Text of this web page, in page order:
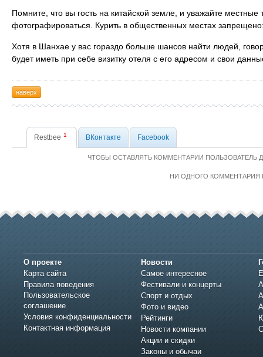
Помните, что вы гость на китайской земле, и уважайте
фотографироваться. Курить в общественных местах
Хотя в Шанхае у вас гораздо больше шансов найти людей,
будет иметь при себе визитку отеля с его адресом и свои
наверх
Restbee 1 ВКонтакте Facebook
ЧТОБЫ ОСТАВЛЯТЬ КОММЕНТАРИИ
НИ ОДНОГО КОММЕНТАРИЯ
О проекте
Карта сайта
Правила поведения
Пользовательское
соглашение
Условия конфиденциальности
Контактная информация
Новости
Самое интересное
Фестивали и концерты
Спорт и отдых
Фото и видео
Рейтинги
Новости компании
Акции и скидки
Законы и обычаи